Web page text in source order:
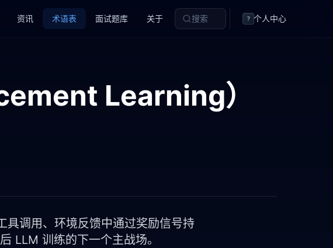
资讯 术语表 面试题库 关于 搜索 ? 个人中心
Learning）
具调用、环境反馈中通过奖励信号持
LLM 训练的下一个主战场。